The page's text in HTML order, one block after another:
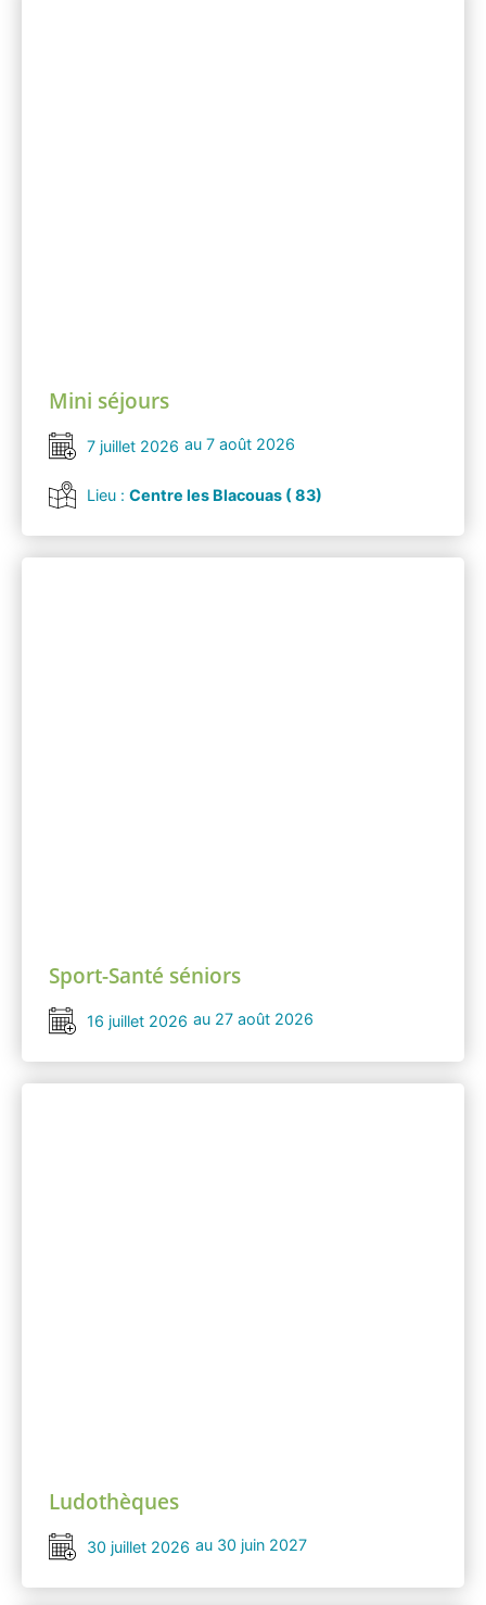
Mini séjours
7 juillet 2026 au 7 août 2026
Lieu : Centre les Blacouas ( 83)
Sport-Santé séniors
16 juillet 2026 au 27 août 2026
Ludothèques
30 juillet 2026 au 30 juin 2027